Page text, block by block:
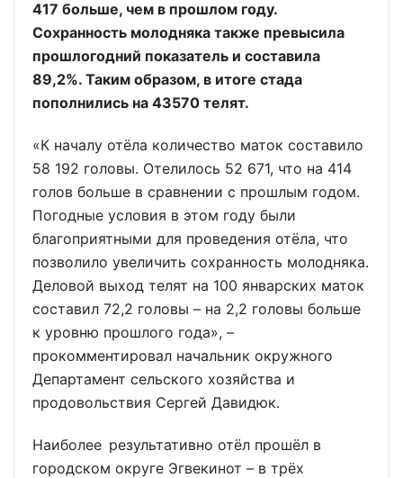
417 больше, чем в прошлом году.
Сохранность молодняка также превысила
прошлогодний показатель и составила
89,2%. Таким образом, в итоге стада
пополнились на 43570 телят.
«К началу отёла количество маток составило
58 192 головы. Отелилось 52 671, что на 414
голов больше в сравнении с прошлым годом.
Погодные условия в этом году были
благоприятными для проведения отёла, что
позволило увеличить сохранность молодняка.
Деловой выход телят на 100 январских маток
составил 72,2 головы – на 2,2 головы больше
к уровню прошлого года», –
прокомментировал начальник окружного
Департамент сельского хозяйства и
продовольствия Сергей Давидюк.
Наиболее результативно отёл прошёл в
городском округе Эгвекинот – в трёх